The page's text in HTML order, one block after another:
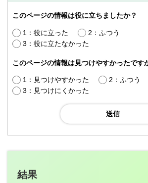
このページの情報は役に立ちましたか？
1：役に立った
2：ふつう
3：役に立たなかった
このページの情報は見つけやすかったです
1：見つけやすかった
2：ふつう
3：見つけにくかった
結果